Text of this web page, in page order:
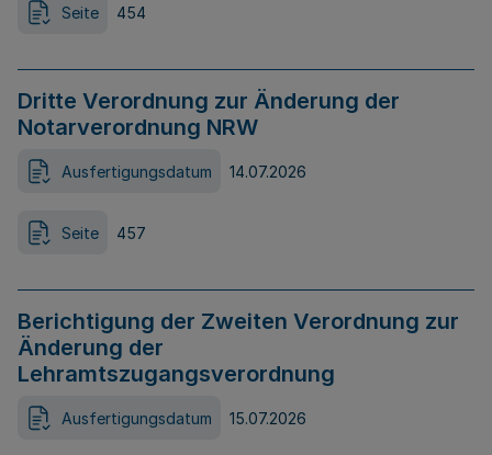
Seite 454
Dritte Verordnung zur Änderung der
Notarverordnung NRW
Ausfertigungsdatum 14.07.2026
Seite 457
Berichtigung der Zweiten Verordnung zur
Änderung der
Lehramtszugangsverordnung
Ausfertigungsdatum 15.07.2026